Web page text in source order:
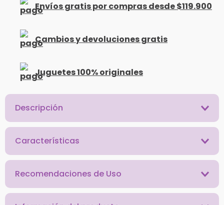
Envíos gratis por compras desde $119.900
Cambios y devoluciones gratis
Juguetes 100% originales
Descripción
Características
Recomendaciones de Uso